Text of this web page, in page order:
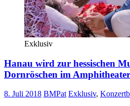
Exklusiv
Hanau wird zur hessischen
Dornröschen im Amphitheater
8. Juli 2018 BMPat Exklusiv,